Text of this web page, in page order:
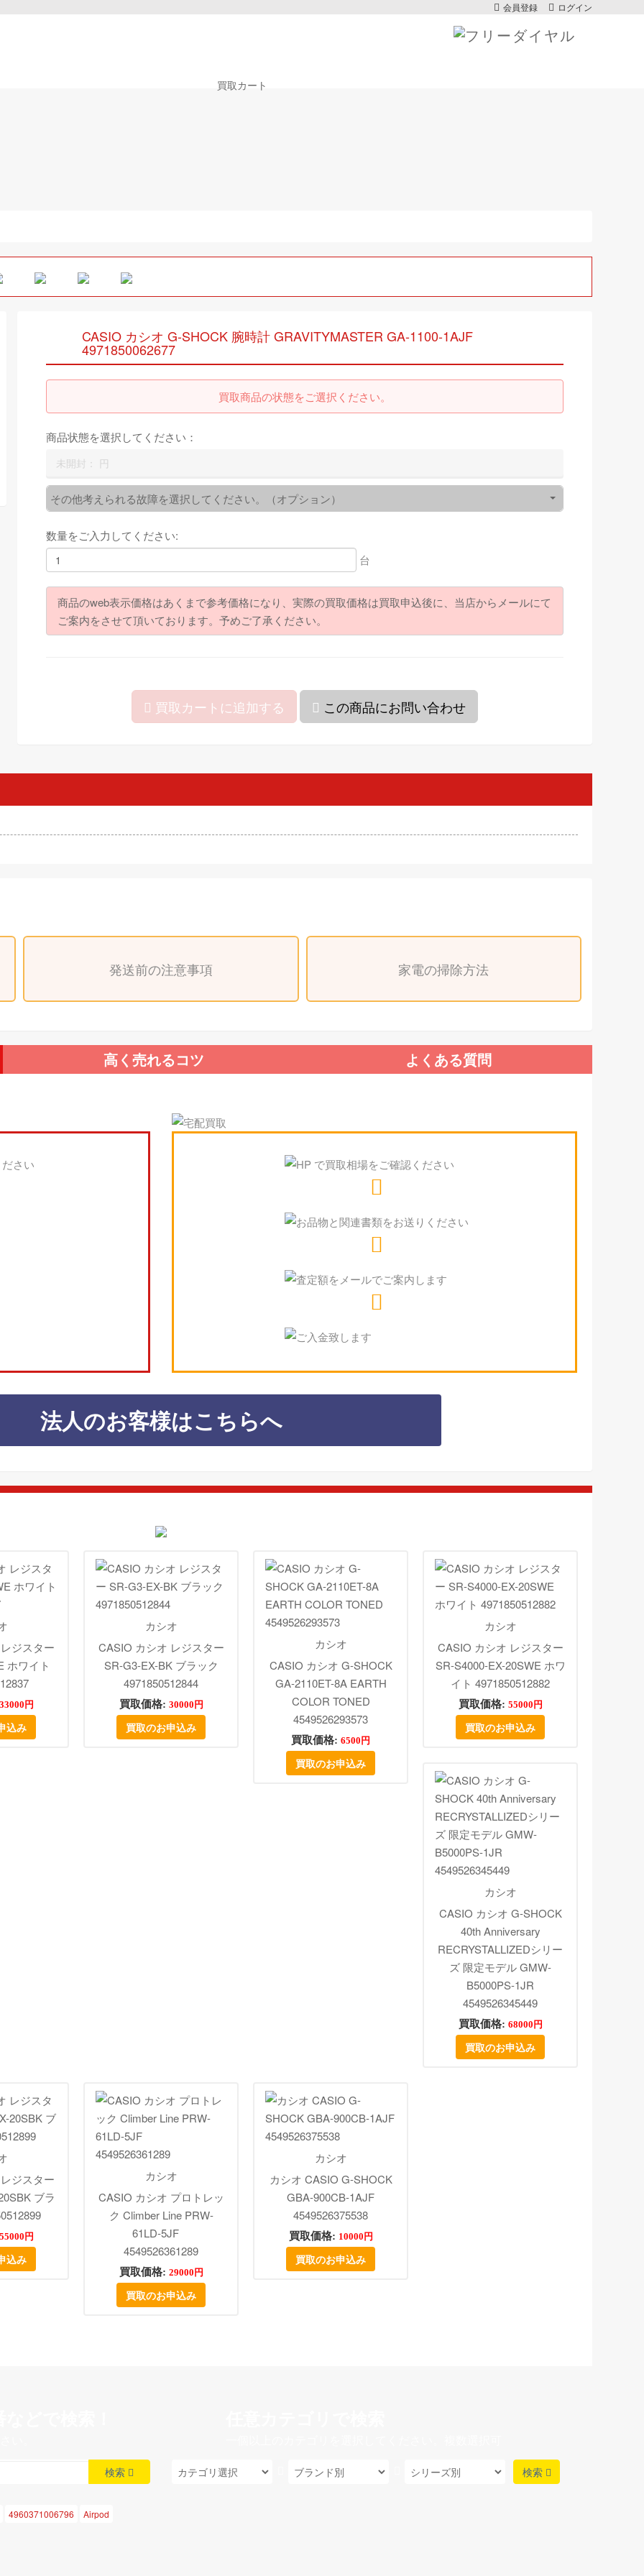
会員登録 ログイン
買取カート
CASIO カシオ G-SHOCK 腕時計 GRAVITYMASTER GA-1100-1AJF
4971850062677
買取商品の状態をご選択ください。
商品状態を選択してください：
未開封： 円
その他考えられる故障を選択してください。（オプション）
数量をご入力してください:
台
商品のweb表示価格はあくまで参考価格になり、実際の買取価格は買取申込後に、当店からメールにて
ご案内をさせて頂いております。予めご了承ください。
買取カートに追加する この商品にお問い合わせ
発送前の注意事項 家電の掃除方法
高く売れるコツ よくある質問
法人のお客様はこちらへ
ジスター
ホワイト
円
込み
カシオ
CASIO カシオ レジスター
SR-G3-EX-BK ブラック
4971850512844
買取価格: 30000円
買取のお申込み
カシオ
CASIO カシオ G-SHOCK
GA-2110ET-8A EARTH
COLOR TONED
4549526293573
買取価格: 6500円
買取のお申込み
カシオ
CASIO カシオ レジスター
SR-S4000-EX-20SWE ホワ
イト 4971850512882
買取価格: 55000円
買取のお申込み
カシオ
CASIO カシオ G-SHOCK
40th Anniversary
RECRYSTALLIZEDシリー
ズ 限定モデル GMW-
B5000PS-1JR
4549526345449
買取価格: 68000円
買取のお申込み
ジスター
ブラ
円
込み
カシオ
CASIO カシオ プロトレッ
ク Climber Line PRW-
61LD-5JF
4549526361289
買取価格: 29000円
買取のお申込み
カシオ
カシオ CASIO G-SHOCK
GBA-900CB-1AJF
4549526375538
買取価格: 10000円
買取のお申込み
検索
4960371006796 Airpod
検索